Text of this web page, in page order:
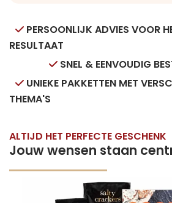
PERSOONLIJK ADVIES VOOR
RESULTAAT
SNEL & EENVOUDIG
UNIEKE PAKKETTEN MET
THEMA'S
ALTIJD HET PERFECTE GESCHENK
Jouw wensen staan